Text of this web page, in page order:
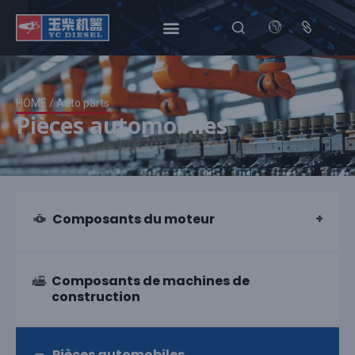
HOME / Auto parts
Pièces automobiles
Composants du moteur
Composants de machines de
construction